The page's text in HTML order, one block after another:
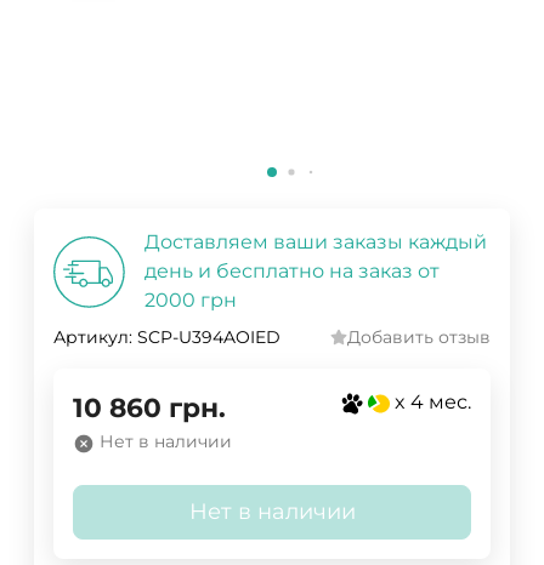
Доставляем ваши заказы каждый
день и бесплатно на заказ от
2000 грн
Артикул: SCP-U394AOIED Добавить отзыв
10 860 грн. x 4 мес.
Нет в наличии
Нет в наличии